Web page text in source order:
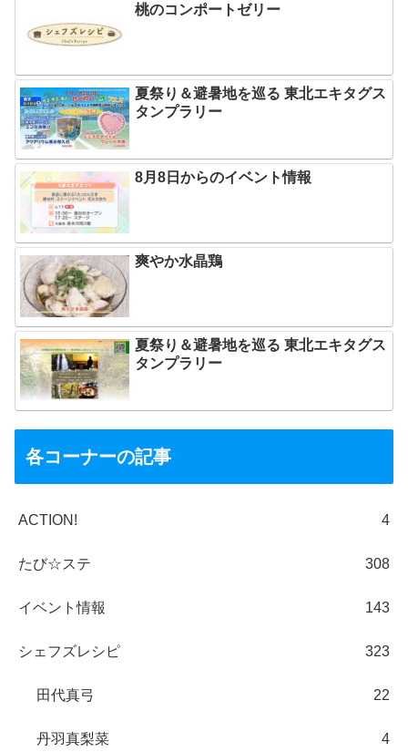
桃のコンポートゼリー
夏祭り＆避暑地を巡る 東北エキタグス
タンプラリー
8月8日からのイベント情報
爽やか水晶鶏
夏祭り＆避暑地を巡る 東北エキタグス
タンプラリー
各コーナーの記事
ACTION! 4
たび☆ステ 308
イベント情報 143
シェフズレシピ 323
田代真弓 22
丹羽真梨菜 4